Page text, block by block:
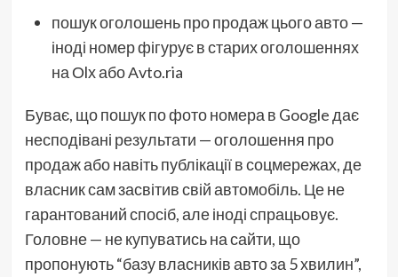
пошук оголошень про продаж цього авто —
іноді номер фігурує в старих оголошеннях
на Оlх або Аvto.ria
Буває, що пошук по фото номера в Google дає
несподівані результати — оголошення про
продаж або навіть публікації в соцмережах, де
власник сам засвітив свій автомобіль. Це не
гарантований спосіб, але іноді спрацьовує.
Головне — не купуватись на сайти, що
пропонують “базу власників авто за 5 хвилин”,